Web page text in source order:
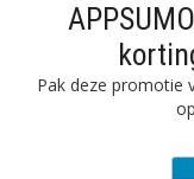
Pak deze promotie